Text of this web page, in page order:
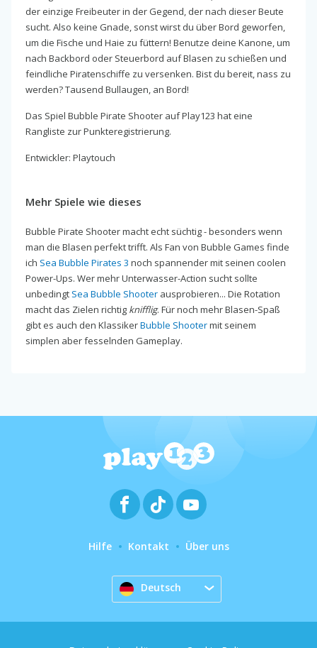
der einzige Freibeuter in der Gegend, der nach dieser Beute
sucht. Also keine Gnade, sonst wirst du über Bord geworfen,
um die Fische und Haie zu füttern! Benutze deine Kanone, um
nach Backbord oder Steuerbord auf Blasen zu schießen und
feindliche Piratenschiffe zu versenken. Bist du bereit, nass zu
werden? Tausend Bullaugen, an Bord!
Das Spiel Bubble Pirate Shooter auf Play123 hat eine
Rangliste zur Punkteregistrierung.
Entwickler: Playtouch
Mehr Spiele wie dieses
Bubble Pirate Shooter macht echt süchtig - besonders wenn
man die Blasen perfekt trifft. Als Fan von Bubble Games finde
ich Sea Bubble Pirates 3 noch spannender mit seinen coolen
Power-Ups. Wer mehr Unterwasser-Action sucht sollte
unbedingt Sea Bubble Shooter ausprobieren... Die Rotation
macht das Zielen richtig knifflig. Für noch mehr Blasen-Spaß
gibt es auch den KlassikerBubble Shootermit seinem
simplen aber fesselnden Gameplay.
Hilfe Kontakt Über uns
Deutsch